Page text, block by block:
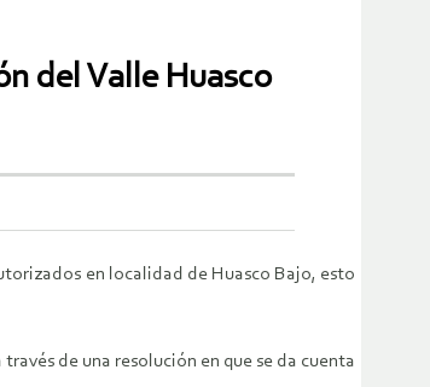
del Valle Huasco
en localidad de Huasco Bajo, esto
de una resolución en que se da cuenta